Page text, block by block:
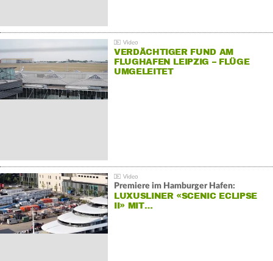
VERDÄCHTIGER FUND AM
FLUGHAFEN LEIPZIG – FLÜGE
UMGELEITET
Premiere im Hamburger Hafen:
LUXUSLINER «SCENIC ECLIPSE
II» MIT…